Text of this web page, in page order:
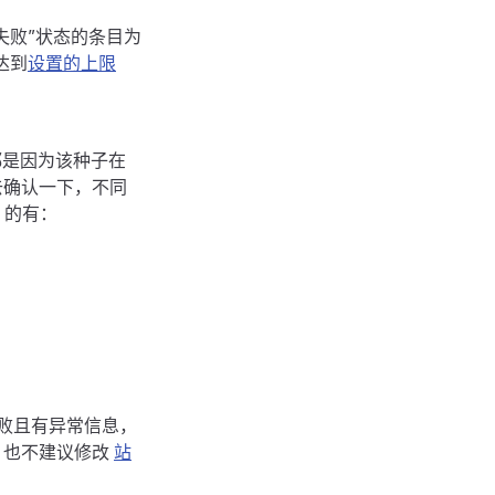
败”状态的条目为
到设置的上限
因为该种子在
认一下，不同
有：
有异常信息，
不建议修改 站